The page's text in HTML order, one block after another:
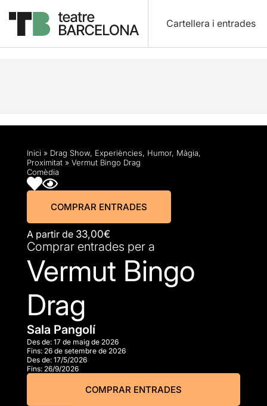
Cartellera i entrades
Descripció Horaris Fitxa artística Info
Inici » Drag Show, Experiències, Humor, Màgia,
Proximitat » Vermut Bingo Drag
Comèdia
A partir de 33,00€
COMPRAR ENTRADES
Comprar entrades per a
Vermut Bingo
Drag
Sala Pangolí
Des de: 17 de maig de 2026
Fins: 26 de setembre de 2026
Des de: 17/5/2026
Fins: 26/9/2026
COMPRAR ENTRADES